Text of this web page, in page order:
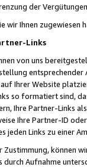
der
wir Ihnen zugewiesen
Links
von uns
Ihrer Website
so formatiert sind,
Ihre Partner-Links
Ihre Partner-ID
jeden Links zu einer
können
durch Aufnahme